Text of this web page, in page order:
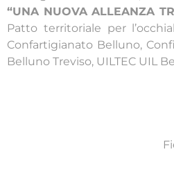
“UNA NUOVA ALLEANZA
Patto territoriale per
Confartigianato Belluno,
Belluno Treviso, UILTEC UIL